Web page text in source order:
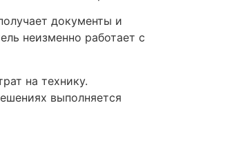
документы и
неизменно работает с
на технику.
выполняется